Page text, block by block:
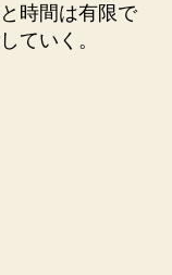
時間は有限で
ていく。